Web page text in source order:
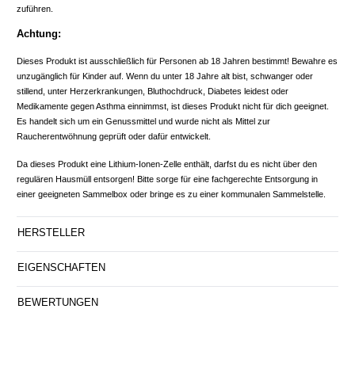
zuführen.
Achtung:
Dieses Produkt ist ausschließlich für Personen ab 18 Jahren bestimmt! Bewahre es
unzugänglich für Kinder auf. Wenn du unter 18 Jahre alt bist, schwanger oder
stillend, unter Herzerkrankungen, Bluthochdruck, Diabetes leidest oder
Medikamente gegen Asthma einnimmst, ist dieses Produkt nicht für dich geeignet.
Es handelt sich um ein Genussmittel und wurde nicht als Mittel zur
Raucherentwöhnung geprüft oder dafür entwickelt.
Da dieses Produkt eine Lithium-Ionen-Zelle enthält, darfst du es nicht über den
regulären Hausmüll entsorgen! Bitte sorge für eine fachgerechte Entsorgung in
einer geeigneten Sammelbox oder bringe es zu einer kommunalen Sammelstelle.
HERSTELLER
EIGENSCHAFTEN
BEWERTUNGEN